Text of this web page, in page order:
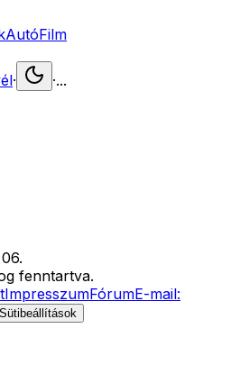
AutóFilm
· ·...
fenntartva.
ImpresszumFórumE-mail:
Sütibeállítások